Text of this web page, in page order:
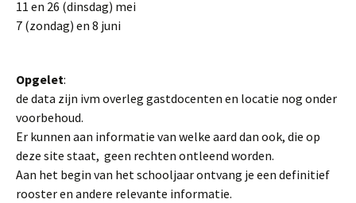
11 en 26 (dinsdag) mei
7 (zondag) en 8 juni
Opgelet:
de data zijn ivm overleg gastdocenten en locatie nog onder
voorbehoud.
Er kunnen aan informatie van welke aard dan ook, die op
deze site staat, geen rechten ontleend worden.
Aan het begin van het schooljaar ontvang je een definitief
rooster en andere relevante informatie.